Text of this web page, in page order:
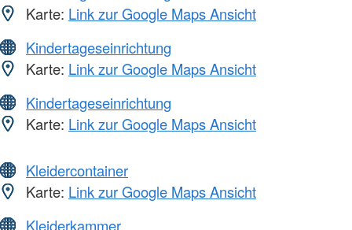
Karte: Link zur Google Maps Ansicht
Kindertageseinrichtung
Karte: Link zur Google Maps Ansicht
Kindertageseinrichtung
Karte: Link zur Google Maps Ansicht
Kleidercontainer
Karte: Link zur Google Maps Ansicht
Kleiderkammer